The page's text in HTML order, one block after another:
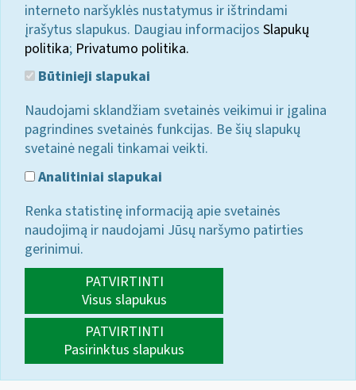
interneto naršyklės nustatymus ir ištrindami
įrašytus slapukus. Daugiau informacijos Slapukų
politika; Privatumo politika.
Būtinieji slapukai
Naudojami sklandžiam svetainės veikimui ir įgalina
pagrindines svetainės funkcijas. Be šių slapukų
svetainė negali tinkamai veikti.
Analitiniai slapukai
Renka statistinę informaciją apie svetainės
naudojimą ir naudojami Jūsų naršymo patirties
gerinimui.
PATVIRTINTI
Visus slapukus
PATVIRTINTI
Pasirinktus slapukus